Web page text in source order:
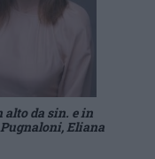
da sin. e in
Eliana